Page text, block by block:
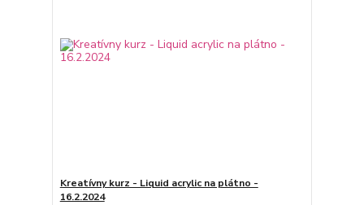
Kreatívny kurz - Liquid acrylic na plátno -
16.2.2024